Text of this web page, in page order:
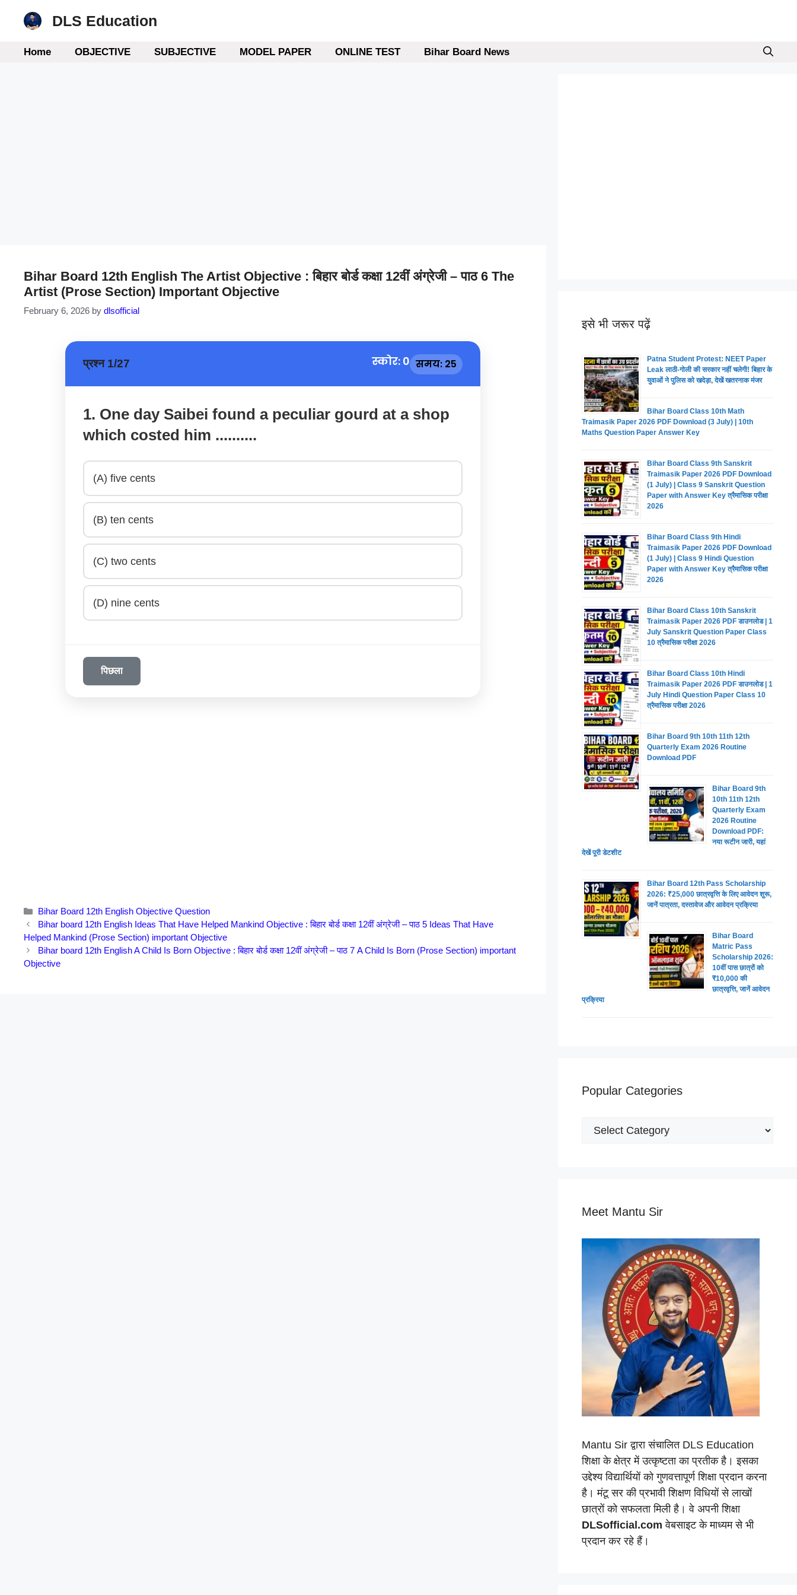
DLS Education
Home OBJECTIVE SUBJECTIVE MODEL PAPER ONLINE TEST Bihar Board News
Bihar Board 12th English The Artist Objective : बिहार बोर्ड कक्षा 12वीं अंग्रेजी – पाठ 6 The
Artist (Prose Section) Important Objective
February 6, 2026 by dlsofficial
प्रश्न 1/27 स्कोर: 0 समय: 25
1. One day Saibei found a peculiar gourd at a shop
which costed him ..........
(A) five cents
(B) ten cents
(C) two cents
(D) nine cents
पिछला
Categories
Bihar Board 12th English Objective Question
Bihar board 12th English Ideas That Have Helped Mankind Objective : बिहार बोर्ड कक्षा 12वीं अंग्रेजी – पाठ 5 Ideas That Have
Helped Mankind (Prose Section) important Objective
Bihar board 12th English A Child Is Born Objective : बिहार बोर्ड कक्षा 12वीं अंग्रेजी – पाठ 7 A Child Is Born (Prose Section) important
Objective
इसे भी जरूर पढ़ें
Patna Student Protest: NEET Paper
Leak लाठी-गोली की सरकार नहीं चलेगी! बिहार के
युवाओं ने पुलिस को खदेड़ा, देखें खतरनाक मंजर
Bihar Board Class 10th Math
Traimasik Paper 2026 PDF Download (3 July) | 10th
Maths Question Paper Answer Key
Bihar Board Class 9th Sanskrit
Traimasik Paper 2026 PDF Download
(1 July) | Class 9 Sanskrit Question
Paper with Answer Key त्रैमासिक परीक्षा
2026
Bihar Board Class 9th Hindi
Traimasik Paper 2026 PDF Download
(1 July) | Class 9 Hindi Question
Paper with Answer Key त्रैमासिक परीक्षा
2026
Bihar Board Class 10th Sanskrit
Traimasik Paper 2026 PDF डाउनलोड | 1
July Sanskrit Question Paper Class
10 त्रैमासिक परीक्षा 2026
Bihar Board Class 10th Hindi
Traimasik Paper 2026 PDF डाउनलोड | 1
July Hindi Question Paper Class 10
त्रैमासिक परीक्षा 2026
Bihar Board 9th 10th 11th 12th
Quarterly Exam 2026 Routine
Download PDF
Bihar Board 9th
10th 11th 12th
Quarterly Exam
2026 Routine
Download PDF:
नया रूटीन जारी, यहां
देखें पूरी डेटशीट
Bihar Board 12th Pass Scholarship
2026: ₹25,000 छात्रवृत्ति के लिए आवेदन शुरू,
जानें पात्रता, दस्तावेज और आवेदन प्रक्रिया
Bihar Board
Matric Pass
Scholarship 2026:
10वीं पास छात्रों को
₹10,000 की
छात्रवृत्ति, जानें आवेदन
प्रक्रिया
Popular Categories
Popular
Meet Mantu Sir
Mantu Sir द्वारा संचालित DLS Education
शिक्षा के क्षेत्र में उत्कृष्टता का प्रतीक है। इसका
उद्देश्य विद्यार्थियों को गुणवत्तापूर्ण शिक्षा प्रदान करना
है। मंटू सर की प्रभावी शिक्षण विधियों से लाखों
छात्रों को सफलता मिली है। वे अपनी शिक्षा
DLSofficial.com वेबसाइट के माध्यम से भी
प्रदान कर रहे हैं।